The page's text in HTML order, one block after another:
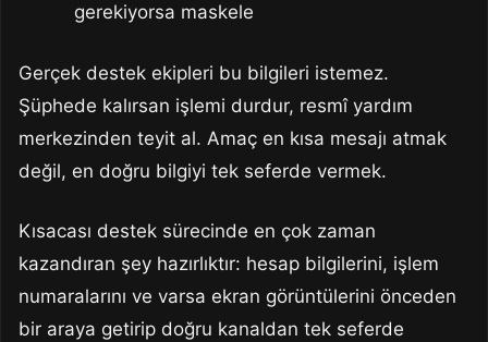
gerekiyorsa maskele
Gerçek destek ekipleri bu bilgileri istemez.
Şüphede kalırsan işlemi durdur, resmî yardım
merkezinden teyit al. Amaç en kısa mesajı atmak
değil, en doğru bilgiyi tek seferde vermek.
Kısacası destek sürecinde en çok zaman
kazandıran şey hazırlıktır: hesap bilgilerini, işlem
numaralarını ve varsa ekran görüntülerini önceden
bir araya getirip doğru kanaldan tek seferde